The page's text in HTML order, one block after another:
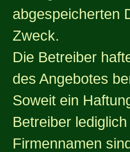
abgespeicherten
Zweck.
Die Betreiber
des Angebotes
Soweit ein
Betreiber
Firmennamen